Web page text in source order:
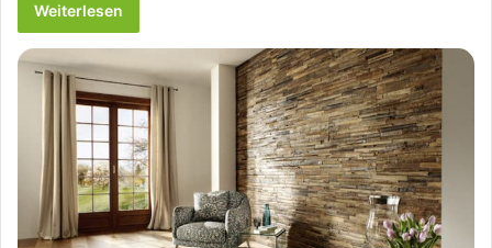
Weiterlesen